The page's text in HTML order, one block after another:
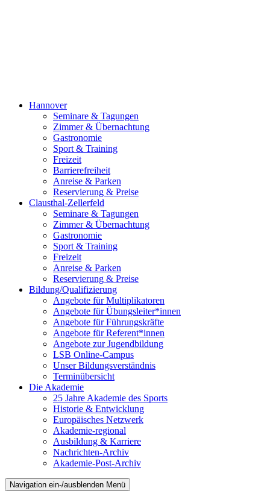
Hannover
Seminare & Tagungen
Zimmer & Übernachtung
Gastronomie
Sport & Training
Freizeit
Barrierefreiheit
Anreise & Parken
Reservierung & Preise
Clausthal-Zellerfeld
Seminare & Tagungen
Zimmer & Übernachtung
Gastronomie
Sport & Training
Freizeit
Anreise & Parken
Reservierung & Preise
Bildung/Qualifizierung
Angebote für Multiplikatoren
Angebote für Übungsleiter*innen
Angebote für Führungskräfte
Angebote für Referent*innen
Angebote zur Jugendbildung
LSB Online-Campus
Unser Bildungsverständnis
Terminübersicht
Die Akademie
25 Jahre Akademie des Sports
Historie & Entwicklung
Europäisches Netzwerk
Akademie-regional
Ausbildung & Karriere
Nachrichten-Archiv
Akademie-Post-Archiv
Navigation ein-/ausblenden Menü